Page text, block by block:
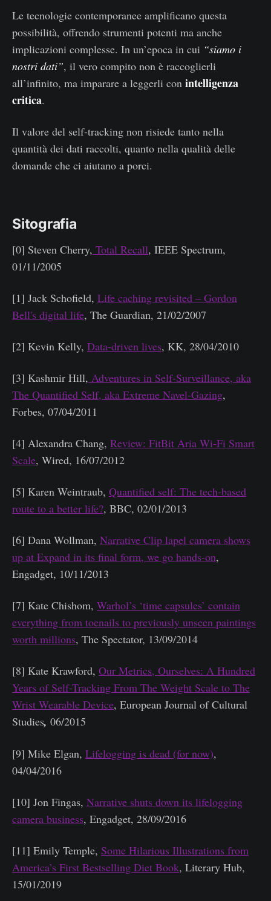
Le tecnologie contemporanee amplificano questa
possibilità, offrendo strumenti potenti ma anche
implicazioni complesse. In un’epoca in cui “siamo i
nostri dati”, il vero compito non è raccoglierli
all’infinito, ma imparare a leggerli con intelligenza
critica.
Il valore del self-tracking non risiede tanto nella
quantità dei dati raccolti, quanto nella qualità delle
domande che ci aiutano a porci.
Sitografia
[0] Steven Cherry, Total Recall, IEEE Spectrum,
01/11/2005
[1] Jack Schofield, Life caching revisited – Gordon
Bell's digital life, The Guardian, 21/02/2007
[2] Kevin Kelly, Data-driven lives, KK, 28/04/2010
[3] Kashmir Hill, Adventures in Self-Surveillance, aka
The Quantified Self, aka Extreme Navel-Gazing,
Forbes, 07/04/2011
[4] Alexandra Chang, Review: FitBit Aria Wi-Fi Smart
Scale, Wired, 16/07/2012
[5] Karen Weintraub, Quantified self: The tech-based
route to a better life?, BBC, 02/01/2013
[6] Dana Wollman, Narrative Clip lapel camera shows
up at Expand in its final form, we go hands-on,
Engadget, 10/11/2013
[7] Kate Chishom, Warhol’s ‘time capsules’ contain
everything from toenails to previously unseen paintings
worth millions, The Spectator, 13/09/2014
[8] Kate Krawford, Our Metrics, Ourselves: A Hundred
Years of Self-Tracking From The Weight Scale to The
Wrist Wearable Device, European Journal of Cultural
Studies, 06/2015
[9] Mike Elgan, Lifelogging is dead (for now),
04/04/2016
[10] Jon Fingas, Narrative shuts down its lifelogging
camera business, Engadget, 28/09/2016
[11] Emily Temple, Some Hilarious Illustrations from
America’s First Bestselling Diet Book, Literary Hub,
15/01/2019